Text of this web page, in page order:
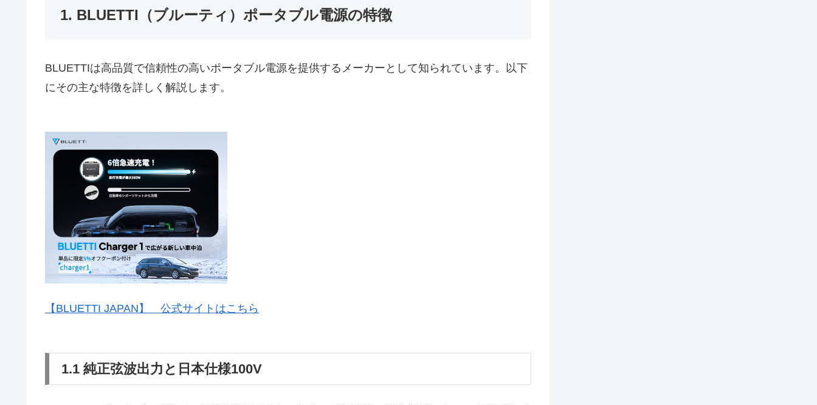
1. BLUETTI（ブルーティ）ポータブル電源の特徴
BLUETTIは高品質で信頼性の高いポータブル電源を提供するメーカーとして知られています。以下
にその主な特徴を詳しく解説します。
【BLUETTI JAPAN】 公式サイトはこちら
1.1 純正弦波出力と日本仕様100V